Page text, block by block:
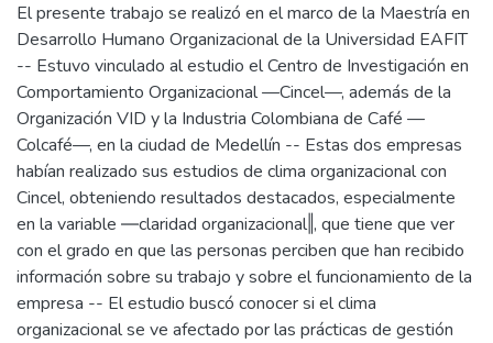
El presente trabajo se realizó en el marco de la Maestría en
Desarrollo Humano Organizacional de la Universidad EAFIT
-- Estuvo vinculado al estudio el Centro de Investigación en
Comportamiento Organizacional —Cincel—, además de la
Organización VID y la Industria Colombiana de Café —
Colcafé—, en la ciudad de Medellín -- Estas dos empresas
habían realizado sus estudios de clima organizacional con
Cincel, obteniendo resultados destacados, especialmente
en la variable ―claridad organizacional‖, que tiene que ver
con el grado en que las personas perciben que han recibido
información sobre su trabajo y sobre el funcionamiento de la
empresa -- El estudio buscó conocer si el clima
organizacional se ve afectado por las prácticas de gestión